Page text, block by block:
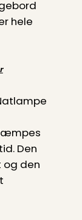
hele
Den
og den